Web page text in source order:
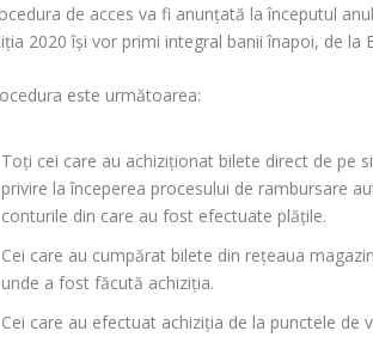
de acces va fi anunțată la începutul
2020 își vor primi integral banii înapoi, de la
este următoarea:
Toți cei care au achiziționat bilete direct de pe
privire la începerea procesului de rambursare
conturile din care au fost efectuate plățile.
Cei care au cumpărat bilete din rețeaua
unde a fost făcută achiziția.
Cei care au efectuat achiziția de la punctele